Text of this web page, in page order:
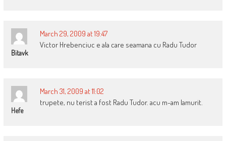
Bitavk
March 29, 2009 at 19:47
Victor Hrebenciuc e ala care seamana cu Radu Tudor
Hefe
March 31, 2009 at 11:02
trupete, nu terist a fost Radu Tudor. acu m-am lamurit.